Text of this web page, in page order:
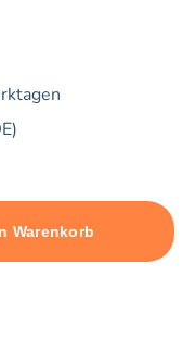
10
Warenkorb